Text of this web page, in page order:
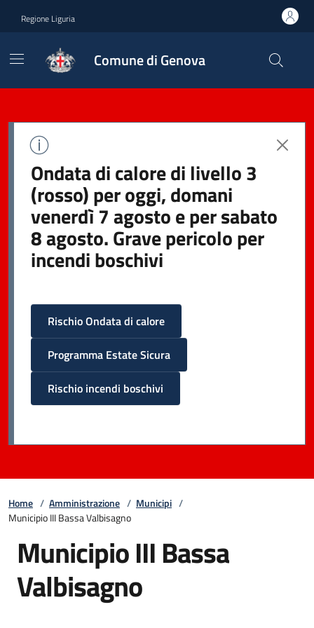
Regione Liguria
Comune di Genova
Ondata di calore di livello 3
(rosso) per oggi, domani
venerdì 7 agosto e per sabato
8 agosto. Grave pericolo per
incendi boschivi
Rischio Ondata di calore
Programma Estate Sicura
Rischio incendi boschivi
Home / Amministrazione / Municipi /
Municipio III Bassa Valbisagno
Municipio III Bassa
Valbisagno